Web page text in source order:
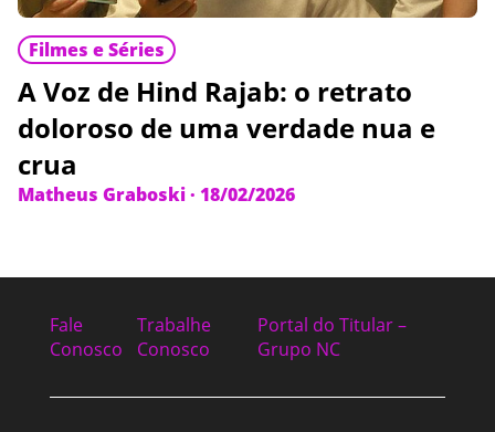
Filmes e Séries
A Voz de Hind Rajab: o retrato
doloroso de uma verdade nua e
crua
Matheus Graboski· 18/02/2026
Fale
Conosco
Trabalhe
Conosco
Portal do Titular –
Grupo NC